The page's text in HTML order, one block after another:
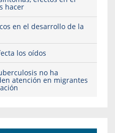
hacer
en el desarrollo de la
los oídos
no ha
atención en migrantes